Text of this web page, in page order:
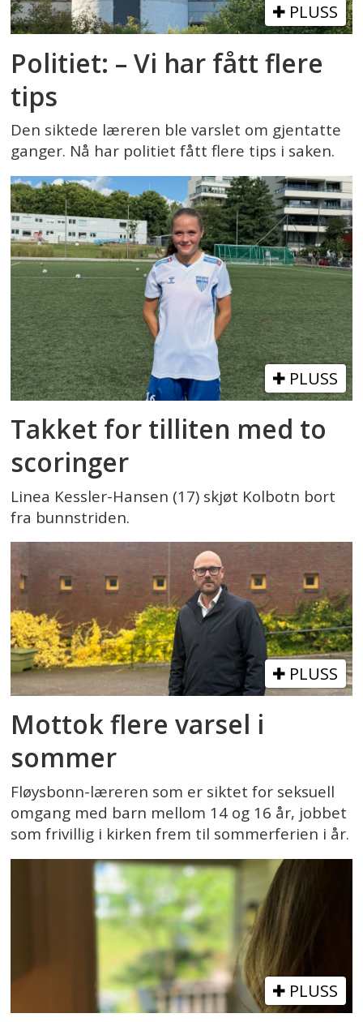
PLUSS
Politiet: – Vi har fått flere
tips
Den siktede læreren ble varslet om gjentatte
ganger. Nå har politiet fått flere tips i saken.
PLUSS
Takket for tilliten med to
scoringer
Linea Kessler-Hansen (17) skjøt Kolbotn bort
fra bunnstriden.
PLUSS
Mottok flere varsel i
sommer
Fløysbonn-læreren som er siktet for seksuell
omgang med barn mellom 14 og 16 år, jobbet
som frivillig i kirken frem til sommerferien i år.
PLUSS